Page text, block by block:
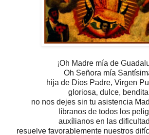
¡Oh Madre mía de
Oh Señora mía
hija de Dios Padre, Virgen
gloriosa, dulce,
no nos dejes sin tu asistencia
líbranos de todos los
auxílianos en las
resuelve favorablemente nuestros